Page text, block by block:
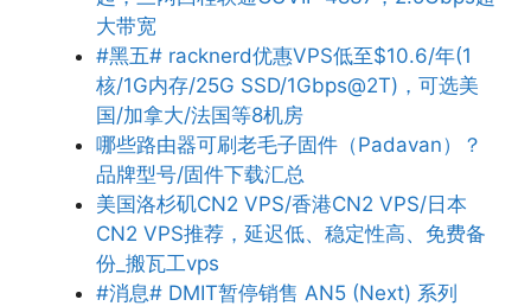
大带宽
#黑五# racknerd优惠VPS低至$10.6/年(1
核/1G内存/25G SSD/1Gbps@2T)，可选美
国/加拿大/法国等8机房
哪些路由器可刷老毛子固件（Padavan）？
品牌型号/固件下载汇总
美国洛杉矶CN2 VPS/香港CN2 VPS/日本
CN2 VPS推荐，延迟低、稳定性高、免费备
份_搬瓦工vps
#消息# DMIT暂停销售 AN5 (Next) 系列